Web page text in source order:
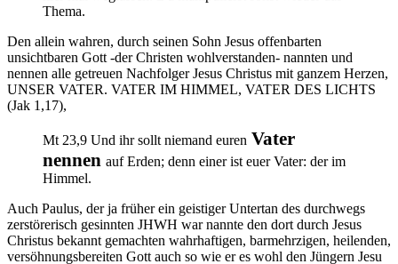
Thema.
Den allein wahren, durch seinen Sohn Jesus offenbarten
unsichtbaren Gott -der Christen wohlverstanden- nannten und
nennen alle getreuen Nachfolger Jesus Christus mit ganzem Herzen,
UNSER VATER. VATER IM HIMMEL, VATER DES LICHTS
(Jak 1,17),
Mt 23,9 Und ihr sollt niemand euren Vater
nennen auf Erden; denn einer ist euer Vater: der im
Himmel.
Auch Paulus, der ja früher ein geistiger Untertan des durchwegs
zerstörerisch gesinnten JHWH war nannte den dort durch Jesus
Christus bekannt gemachten wahrhaftigen, barmehrzigen, heilenden,
versöhnungsbereiten Gott auch so wie er es wohl den Jüngern Jesu